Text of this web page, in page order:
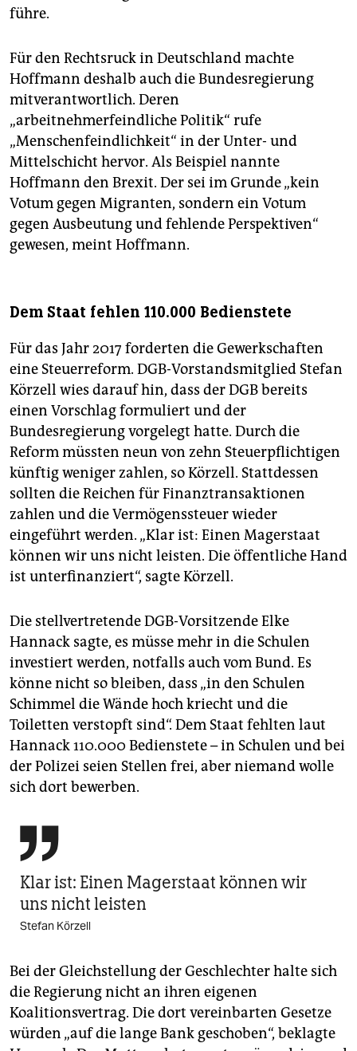
führe.
Für den Rechtsruck in Deutschland machte
Hoffmann deshalb auch die Bundesregierung
mitverantwortlich. Deren
„arbeitnehmerfeindliche Politik“ rufe
„Menschenfeindlichkeit“ in der Unter- und
Mittelschicht hervor. Als Beispiel nannte
Hoffmann den Brexit. Der sei im Grunde „kein
Votum gegen Migranten, sondern ein Votum
gegen Ausbeutung und fehlende Perspektiven“
gewesen, meint Hoffmann.
Dem Staat fehlen 110.000 Bedienstete
Für das Jahr 2017 forderten die Gewerkschaften
eine Steuerreform. DGB-Vorstandsmitglied Stefan
Körzell wies darauf hin, dass der DGB bereits
einen Vorschlag formuliert und der
Bundesregierung vorgelegt hatte. Durch die
Reform müssten neun von zehn Steuerpflichtigen
künftig weniger zahlen, so Körzell. Stattdessen
sollten die Reichen für Finanztransaktionen
zahlen und die Vermögenssteuer wieder
eingeführt werden. „Klar ist: Einen Magerstaat
können wir uns nicht leisten. Die öffentliche Hand
ist unterfinanziert“, sagte Körzell.
Die stellvertretende DGB-Vorsitzende Elke
Hannack sagte, es müsse mehr in die Schulen
investiert werden, notfalls auch vom Bund. Es
könne nicht so bleiben, dass „in den Schulen
Schimmel die Wände hoch kriecht und die
Toiletten verstopft sind“. Dem Staat fehlten laut
Hannack 110.000 Bedienstete – in Schulen und bei
der Polizei seien Stellen frei, aber niemand wolle
sich dort bewerben.

Klar ist: Einen Magerstaat können wir
uns nicht leisten
Stefan Körzell
Bei der Gleichstellung der Geschlechter halte sich
die Regierung nicht an ihren eigenen
Koalitionsvertrag. Die dort vereinbarten Gesetze
würden „auf die lange Bank geschoben“, beklagte